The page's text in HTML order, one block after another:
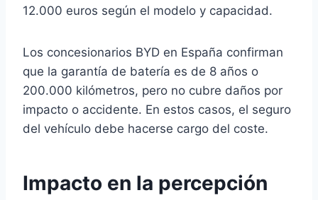
12.000 euros según el modelo y capacidad.
Los concesionarios BYD en España confirman
que la garantía de batería es de 8 años o
200.000 kilómetros, pero no cubre daños por
impacto o accidente. En estos casos, el seguro
del vehículo debe hacerse cargo del coste.
Impacto en la percepción